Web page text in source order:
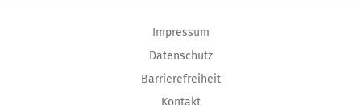
Impressum
Datenschutz
Barrierefreiheit
Kontakt